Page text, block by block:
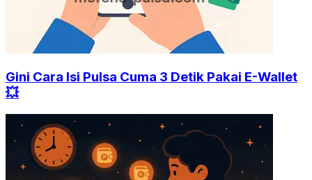
Gini Cara Isi Pulsa Cuma 3 Detik Pakai E-Wallet
💥